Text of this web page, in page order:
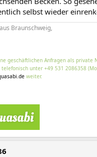
selbst wieder
Braunschweig,
geschäftlichen Anfragen als private
unter +49 531 2086358
weiter.